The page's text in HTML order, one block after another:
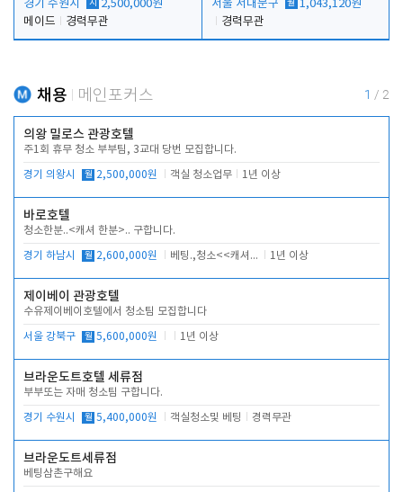
경기 수원시 시
2,500,000원
메이드
경력무관
서울 서대문구
월 1,043,120원
경력무관
채용 메인포커스 1 / 2
의왕 밀로스 관광호텔
주1회 휴무 청소 부부팀, 3교대 당번 모집합니다.
경기 의왕시 월 2,500,000원 객실 청소업무 1년 이상
바로호텔
청소한분..<캐셔 한분>.. 구합니다.
경기 하남시 월 2,600,000원 베팅.,청소<<캐셔 모셔봅니다. 1년 이상
제이베이 관광호텔
수유제이베이호텔에서 청소팀 모집합니다
서울 강북구 월 5,600,000원 1년 이상
브라운도트호텔 세류점
부부또는 자매 청소팀 구합니다.
경기 수원시 월 5,400,000원 객실청소및 베팅 경력무관
브라운도트세류점
베팅삼촌구해요